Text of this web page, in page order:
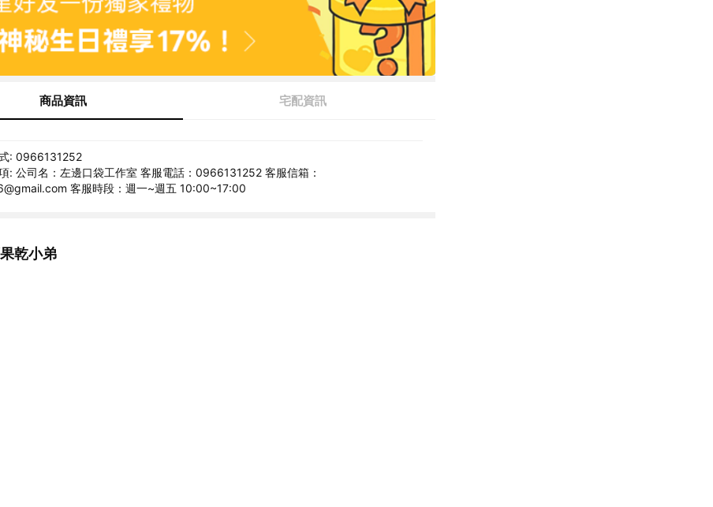
商品資訊 宅配資訊
: 0966131252
: 公司名：左邊口袋工作室 客服電話：0966131252 客服信箱：
客服時段：週一~週五 10:00~17:00
乾小弟